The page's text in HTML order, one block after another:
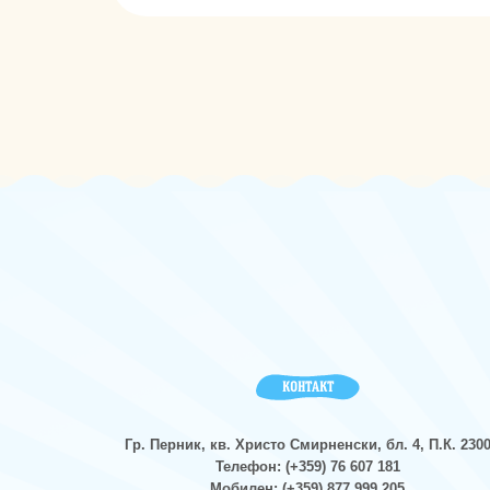
КОНТАКТ
Гр. Перник, кв. Христо Смирненски, бл. 4, П.К. 2300
Телефон: (+359) 76 607 181